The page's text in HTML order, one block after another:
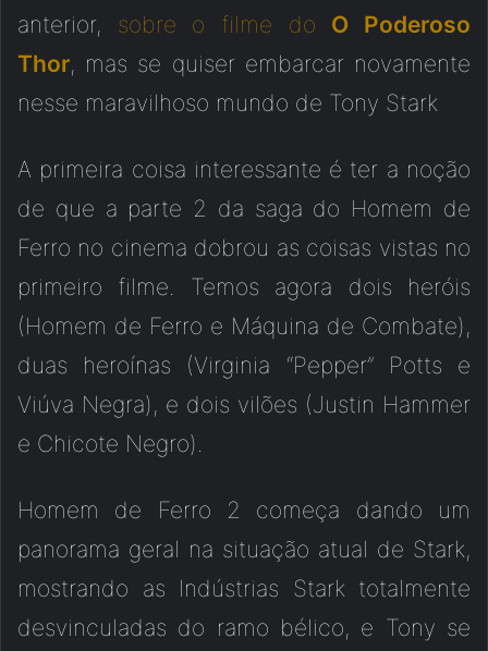
anterior, sobre o filme do O Poderoso
Thor, mas se quiser embarcar novamente
nesse maravilhoso mundo de Tony Stark
A primeira coisa interessante é ter a noção
de que a parte 2 da saga do Homem de
Ferro no cinema dobrou as coisas vistas no
primeiro filme. Temos agora dois heróis
(Homem de Ferro e Máquina de Combate),
duas heroínas (Virginia “Pepper” Potts e
Viúva Negra), e dois vilões (Justin Hammer
e Chicote Negro).
Homem de Ferro 2 começa dando um
panorama geral na situação atual de Stark,
mostrando as Indústrias Stark totalmente
desvinculadas do ramo bélico, e Tony se